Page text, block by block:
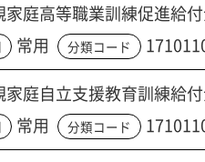
家庭高等職業訓練促進給
常用 分類コード
家庭自立支援教育訓練給
常用 分類コード